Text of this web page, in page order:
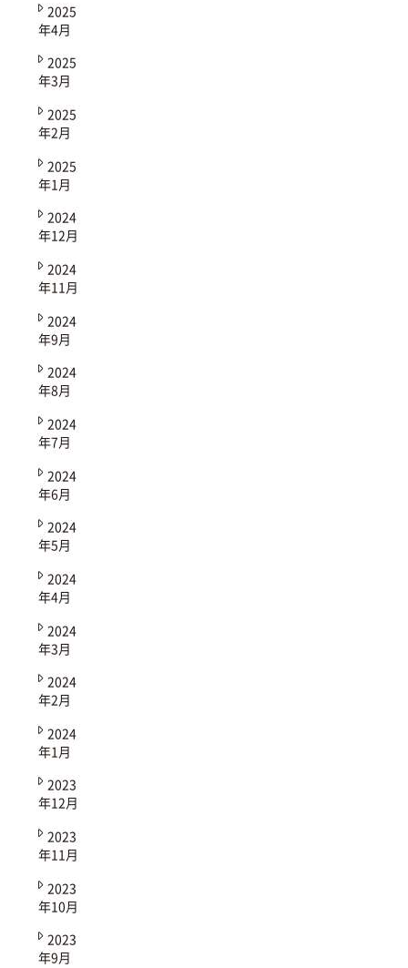
2025
年4月
2025
年3月
2025
年2月
2025
年1月
2024
年12月
2024
年11月
2024
年9月
2024
年8月
2024
年7月
2024
年6月
2024
年5月
2024
年4月
2024
年3月
2024
年2月
2024
年1月
2023
年12月
2023
年11月
2023
年10月
2023
年9月